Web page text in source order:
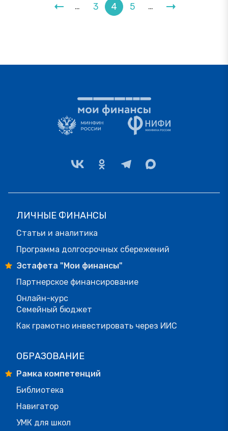
… 3 4 5 …
ЛИЧНЫЕ ФИНАНСЫ
Статьи и аналитика
Программа долгосрочных сбережений
Эстафета "Мои финансы"
Партнерское финансирование
Онлайн-курс
Семейный бюджет
Как грамотно инвестировать через ИИС
ОБРАЗОВАНИЕ
Рамка компетенций
Библиотека
Навигатор
УМК для школ